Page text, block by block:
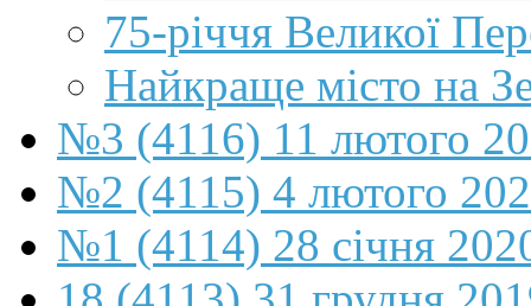
75-річчя Великої
Найкраще місто на
№3 (4116) 11 лютого
№2 (4115) 4 лютого
№1 (4114) 28 січня